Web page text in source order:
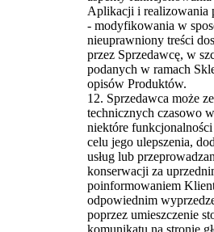
Aplikacji i realizowania
- modyfikowania w
nieuprawniony treści
przez Sprzedawcę, w
podanych w ramach
opisów Produktów.
12. Sprzedawca może
technicznych czasowo
niektóre
celu jego ulepszenia,
usług lub
konserwacji za
poinformowaniem
odpowiednim
poprzez umieszczenie